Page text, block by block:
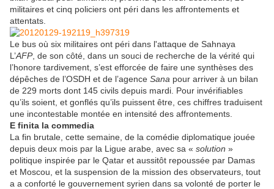
militaires et cinq policiers ont péri dans les affrontements et
attentats.
Le bus où six militaires ont péri dans l'attaque de Sahnaya
L’AFP, de son côté, dans un souci de recherche de la vérité qui
l’honore tardivement, s’est efforcée de faire une synthèses des
dépêches de l’OSDH et de l’agence Sana pour arriver à un bilan
de 229 morts dont 145 civils depuis mardi. Pour invérifiables
qu’ils soient, et gonflés qu’ils puissent être, ces chiffres traduisent
une incontestable montée en intensité des affrontements.
E finita la commedia
La fin brutale, cette semaine, de la comédie diplomatique jouée
depuis deux mois par la Ligue arabe, avec sa « solution »
politique inspirée par le Qatar et aussitôt repoussée par Damas
et Moscou, et la suspension de la mission des observateurs, tout
a a conforté le gouvernement syrien dans sa volonté de porter le